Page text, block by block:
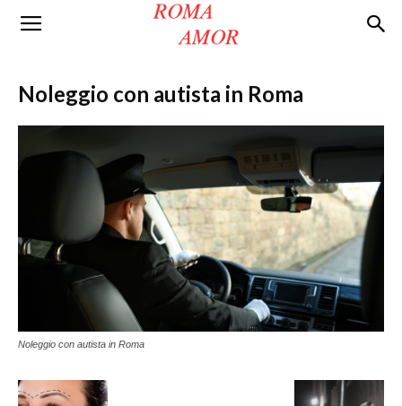
Roma
AmorNoleggio con autista in Roma
Noleggio con autista in Roma